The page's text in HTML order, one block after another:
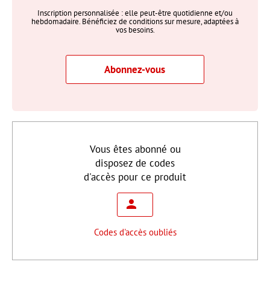
Inscription personnalisée : elle peut-être quotidienne et/ou
hebdomadaire. Bénéficiez de conditions sur mesure, adaptées à
vos besoins.
Abonnez-vous
Vous êtes abonné ou
disposez de codes
d'accès pour ce produit
Codes d'accès oubliés